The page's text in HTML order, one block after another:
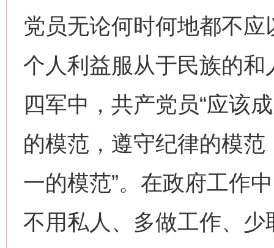
党员无论何时何地都不
个人利益服从于民族的
四军中，共产党员“应该
的模范，遵守纪律的模
一的模范”。在政府工作
不用私人、多做工作、少